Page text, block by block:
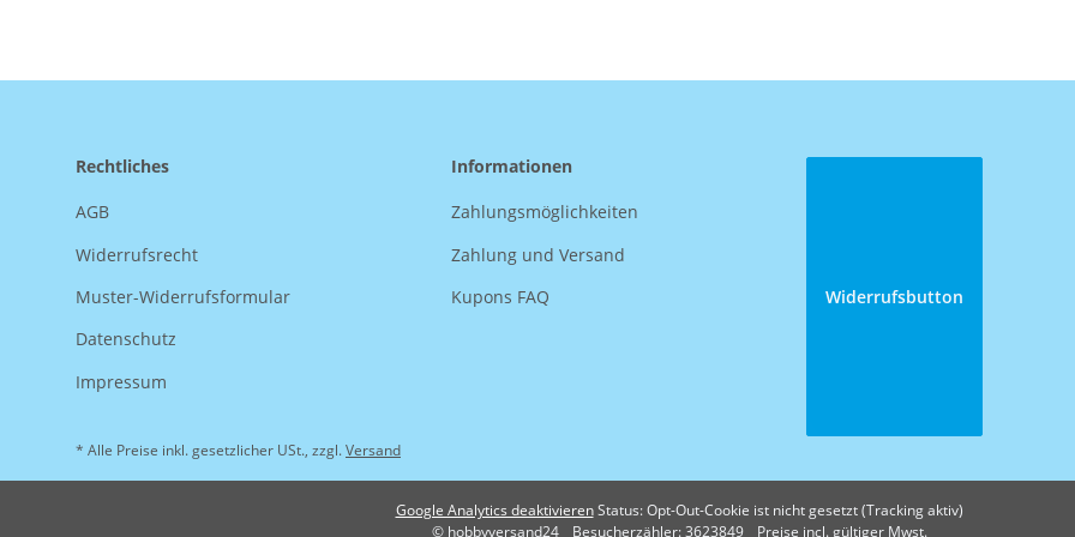
Rechtliches
AGB
Widerrufsrecht
Muster-Widerrufsformular
Datenschutz
Impressum
Informationen
Zahlungsmöglichkeiten
Zahlung und Versand
Kupons FAQ
Widerrufsbutton
* Alle Preise inkl. gesetzlicher USt., zzgl.Versand
Google Analytics deaktivieren Status: Opt-Out-Cookie ist nicht gesetzt (Tracking aktiv)
© hobbyversand24
Besucherzähler: 3623849 Preise incl. gültiger Mwst.